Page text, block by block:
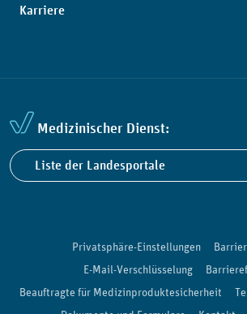
Karriere
Medizinischer Dienst:
Liste der Landesportale
Privatsphäre-Einstellungen
E-Mail-Verschlüsselung
Beauftragte für Medizinproduktesicherheit